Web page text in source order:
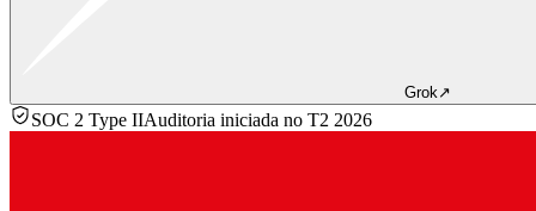
Grok↗
SOC 2 Type IIAuditoria iniciada no T2 2026